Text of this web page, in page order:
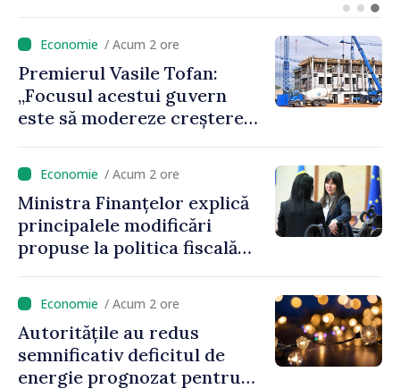
/ Acum 2 ore
Premierul Vasile Tofan:
„Focusul acestui guvern
este să modereze creșterea
/ Acum 2 ore
Ministra Finanțelor explică
principalele modificări
propuse la politica fiscală
venit
/ Acum 2 ore
Autoritățile au redus
semnificativ deficitul de
energie prognozat pentru